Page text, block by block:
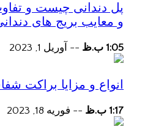
پل دندانی چیست و
و معایب بریج های
1:05 ب.ظ -- آوریل 1, 2023
انواع و مزایا براکت
1:17 ب.ظ -- فوریه 18, 2023